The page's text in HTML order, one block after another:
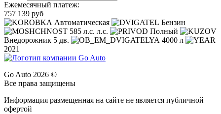
Ежемесячный платеж:
757 139 руб
Автоматическая
Бензин
585 л.с. л.с.
Полный
Внедорожник 5 дв.
4000 л
2021
Go Auto 2026 ©
Все права защищены
Информация размещенная на сайте не является публичной
офертой